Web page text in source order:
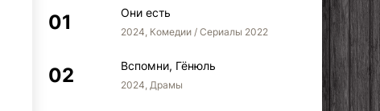
Они есть
2024, Комедии / Сериалы 2022
Вспомни, Гёнюль
2024, Драмы